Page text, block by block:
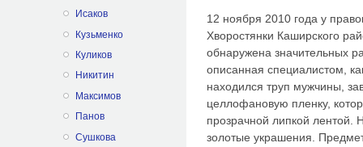
Исаков
Кузьменко
Куликов
Никитин
Максимов
Панов
Сушкова
12 ноября 2010 года у
Хворостянки Каширского
обнаружена значительных
описанная специалистом,
находился труп мужчины,
целлофановую пленку,
прозрачной липкой лентой.
золотые украшения.